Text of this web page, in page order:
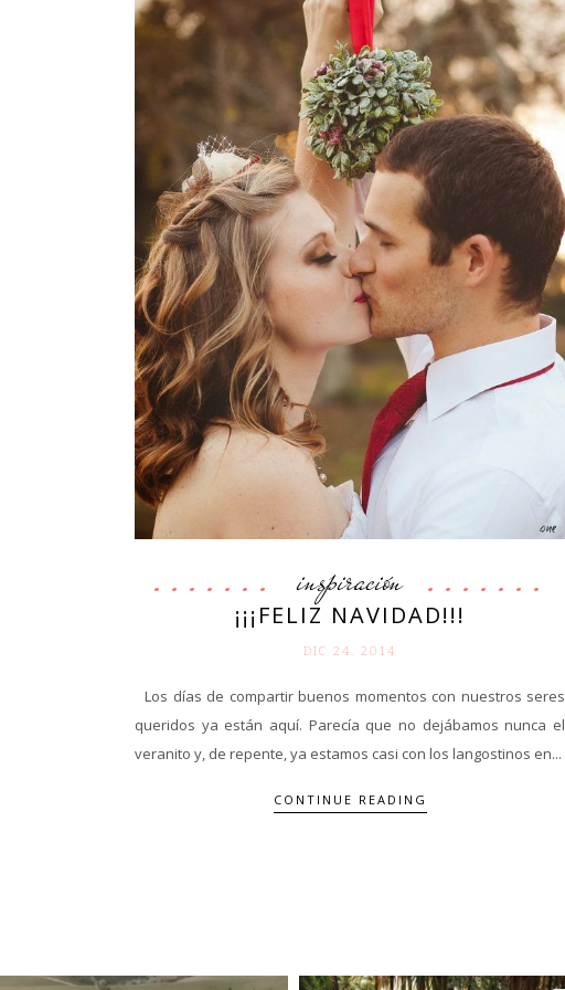
inspiración
¡¡¡FELIZ NAVIDAD!!!
DIC 24. 2014
Los días de compartir buenos momentos con nuestros seres
queridos ya están aquí. Parecía que no dejábamos nunca el
veranito y, de repente, ya estamos casi con los langostinos en...
CONTINUE READING